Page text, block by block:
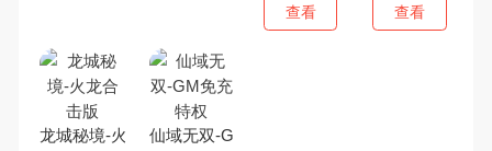
查看 查看
龙城秘境-火龙合击版仙域无双-GM免充特权